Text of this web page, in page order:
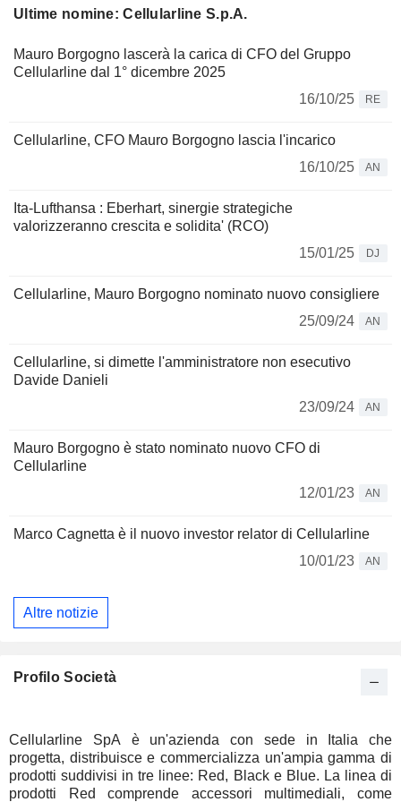
Ultime nomine: Cellularline S.p.A.
Mauro Borgogno lascerà la carica di CFO del Gruppo
Cellularline dal 1° dicembre 2025
16/10/25
RE
Cellularline, CFO Mauro Borgogno lascia l'incarico
16/10/25
AN
Ita-Lufthansa : Eberhart, sinergie strategiche
valorizzeranno crescita e solidita' (RCO)
15/01/25
DJ
Cellularline, Mauro Borgogno nominato nuovo consigliere
25/09/24
AN
Cellularline, si dimette l'amministratore non esecutivo
Davide Danieli
23/09/24
AN
Mauro Borgogno è stato nominato nuovo CFO di
Cellularline
12/01/23
AN
Marco Cagnetta è il nuovo investor relator di Cellularline
10/01/23
AN
Altre notizie
Profilo Società
Cellularline SpA è un'azienda con sede in Italia che
progetta, distribuisce e commercializza un'ampia gamma di
prodotti suddivisi in tre linee: Red, Black e Blue. La linea di
prodotti Red comprende accessori multimediali, come